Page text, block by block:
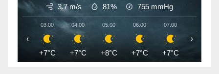
3.7 m/s 81% 755 mmHg
03:00
+7°C
04:00
+7°C
05:00
+8°C
06:00
+7°C
07:00
+7°C +6°C
‹ ›